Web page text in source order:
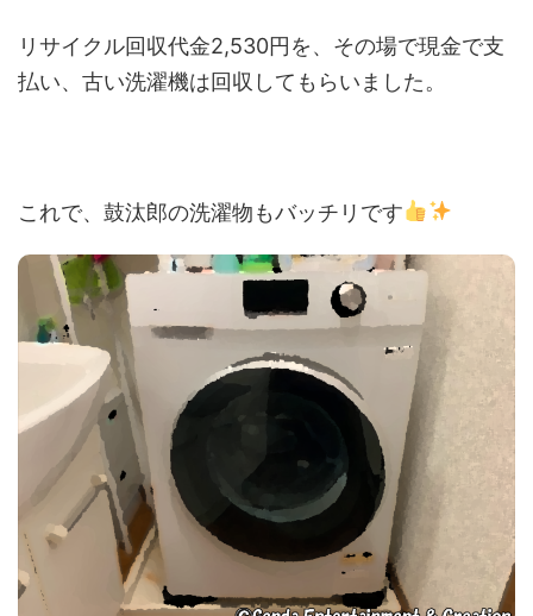
リサイクル回収代金2,530円を、その場で現金で支
払い、古い洗濯機は回収してもらいました。
これで、鼓汰郎の洗濯物もバッチリです